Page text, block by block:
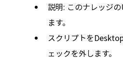
説明: このナレッジ
ます。
スクリプトを
ェックを外します。